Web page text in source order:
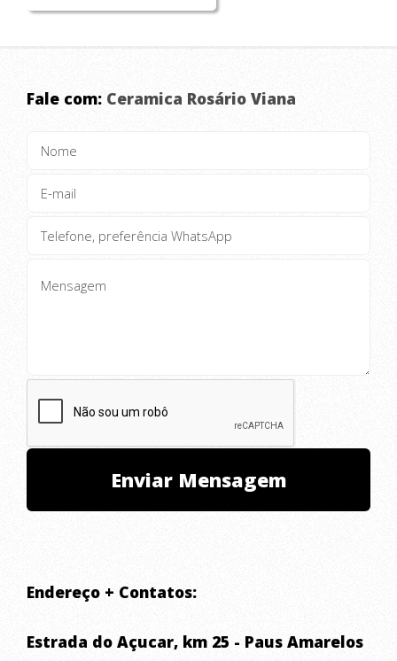
Lig. e Comprove!!!!
Á RENOVAR !
Fale com: Ceramica Rosário Viana
Endereço + Contatos:
Estrada do Açucar, km 25 - Paus Amarelos